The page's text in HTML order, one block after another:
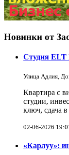
Новинки от
Студия ELT
Улица Адлия,
Квартира с
студии,
ключ, сдача
02-06-2026
«Карлуу»: